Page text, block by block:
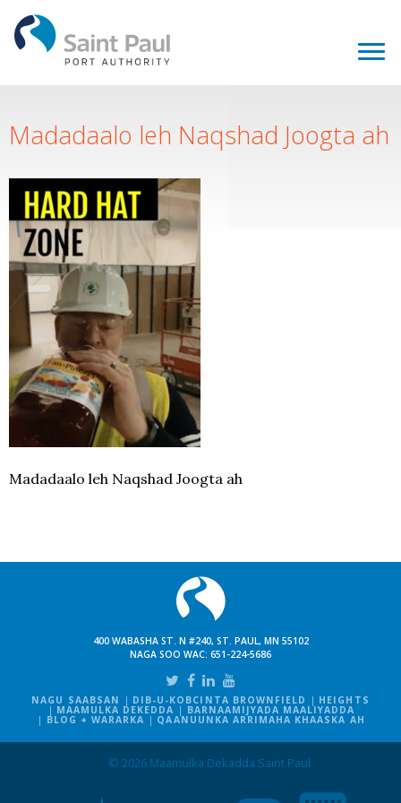
Madadaalo leh Naqshad Joogta ah
Madadaalo leh Naqshad Joogta ah
400 WABASHA ST. N #240, ST. PAUL, MN 55102
NAGA SOO WAC: 651-224-5686
NAGU SAABSAN DIB-U-KOBCINTA BROWNFIELD HEIGHTS
MAAMULKA DEKEDDA BARNAAMIJYADA MAALIYADDA
BLOG + WARARKA QAANUUNKA ARRIMAHA KHAASKA AH
© 2026 Maamulka Dekadda Saint Paul